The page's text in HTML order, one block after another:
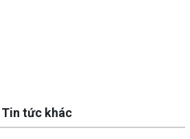
Tin tức khác